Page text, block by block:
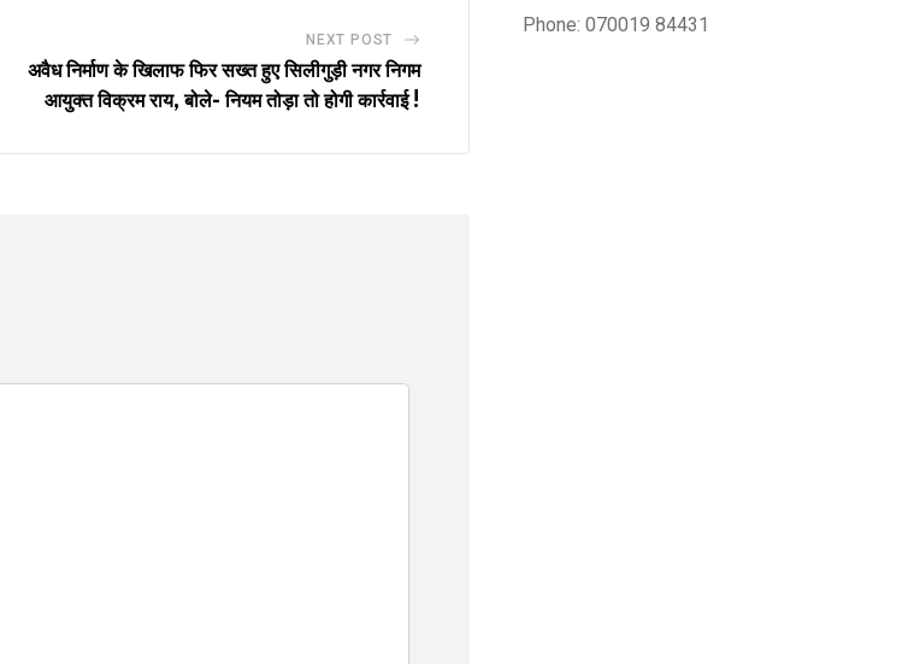
NEXT POST
अवैध निर्माण के खिलाफ फिर सख्त हुए सिलीगुड़ी नगर निगम
आयुक्त विक्रम राय, बोले- नियम तोड़ा तो होगी कार्रवाई !
Phone: 070019 84431